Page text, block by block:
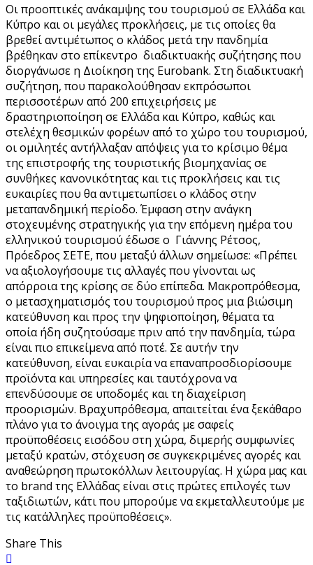
Οι προοπτικές ανάκαμψης του τουρισμού σε Ελλάδα και
Κύπρο και οι μεγάλες προκλήσεις, με τις οποίες θα
βρεθεί αντιμέτωπος ο κλάδος μετά την πανδημία
βρέθηκαν στο επίκεντρο διαδικτυακής συζήτησης που
διοργάνωσε η Διοίκηση της Eurobank. Στη διαδικτυακή
συζήτηση, που παρακολούθησαν εκπρόσωποι
περισσοτέρων από 200 επιχειρήσεις με
δραστηριοποίηση σε Ελλάδα και Κύπρο, καθώς και
στελέχη θεσμικών φορέων από το χώρο του τουρισμού,
οι ομιλητές αντήλλαξαν απόψεις για το κρίσιμο θέμα
της επιστροφής της τουριστικής βιομηχανίας σε
συνθήκες κανονικότητας και τις προκλήσεις και τις
ευκαιρίες που θα αντιμετωπίσει ο κλάδος στην
μεταπανδημική περίοδο. Έμφαση στην ανάγκη
στοχευμένης στρατηγικής για την επόμενη ημέρα του
ελληνικού τουρισμού έδωσε ο Γιάννης Ρέτσος,
Πρόεδρος ΣΕΤΕ, που μεταξύ άλλων σημείωσε: «Πρέπει
να αξιολογήσουμε τις αλλαγές που γίνονται ως
απόρροια της κρίσης σε δύο επίπεδα. Μακροπρόθεσμα,
ο μετασχηματισμός του τουρισμού προς μια βιώσιμη
κατεύθυνση και προς την ψηφιοποίηση, θέματα τα
οποία ήδη συζητούσαμε πριν από την πανδημία, τώρα
είναι πιο επικείμενα από ποτέ. Σε αυτήν την
κατεύθυνση, είναι ευκαιρία να επαναπροσδιορίσουμε
προϊόντα και υπηρεσίες και ταυτόχρονα να
επενδύσουμε σε υποδομές και τη διαχείριση
προορισμών. Βραχυπρόθεσμα, απαιτείται ένα ξεκάθαρο
πλάνο για το άνοιγμα της αγοράς με σαφείς
προϋποθέσεις εισόδου στη χώρα, διμερής συμφωνίες
μεταξύ κρατών, στόχευση σε συγκεκριμένες αγορές και
αναθεώρηση πρωτοκόλλων λειτουργίας. Η χώρα μας και
το brand της Ελλάδας είναι στις πρώτες επιλογές των
ταξιδιωτών, κάτι που μπορούμε να εκμεταλλευτούμε με
τις κατάλληλες προϋποθέσεις».
Share This